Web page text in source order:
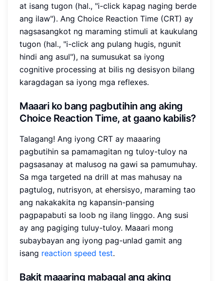
at isang tugon (hal., "i-click kapag naging berde
ang ilaw"). Ang Choice Reaction Time (CRT) ay
nagsasangkot ng maraming stimuli at kaukulang
tugon (hal., "i-click ang pulang hugis, ngunit
hindi ang asul"), na sumusukat sa iyong
cognitive processing at bilis ng desisyon bilang
karagdagan sa iyong mga reflexes.
Maaari ko bang pagbutihin ang aking
Choice Reaction Time, at gaano kabilis?
Talagang! Ang iyong CRT ay maaaring
pagbutihin sa pamamagitan ng tuloy-tuloy na
pagsasanay at malusog na gawi sa pamumuhay.
Sa mga targeted na drill at mas mahusay na
pagtulog, nutrisyon, at ehersisyo, maraming tao
ang nakakakita ng kapansin-pansing
pagpapabuti sa loob ng ilang linggo. Ang susi
ay ang pagiging tuluy-tuloy. Maaari mong
subaybayan ang iyong pag-unlad gamit ang
isang reaction speed test.
Bakit maaaring mabagal ang aking